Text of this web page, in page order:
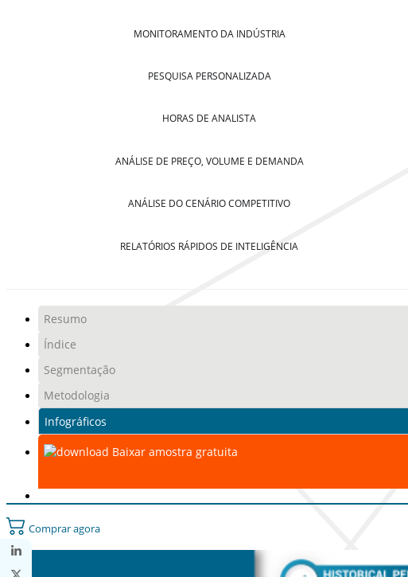
MONITORAMENTO DA INDÚSTRIA
PESQUISA PERSONALIZADA
HORAS DE ANALISTA
ANÁLISE DE PREÇO, VOLUME E DEMANDA
ANÁLISE DO CENÁRIO COMPETITIVO
RELATÓRIOS RÁPIDOS DE INTELIGÊNCIA
Resumo
Índice
Segmentação
Metodologia
Infográficos
Baixar amostra gratuita
Comprar agora